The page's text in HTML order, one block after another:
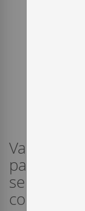
Variedad
se
como secos.